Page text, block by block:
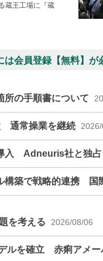
蔵王工場に『蔵
会員登録【無料】が
所の手順書について
通常操業を継続
入 Adneuris社と独占
構築で戦略的連携 国
を考える
2026/08/06
ルを確立 赤痢アメ